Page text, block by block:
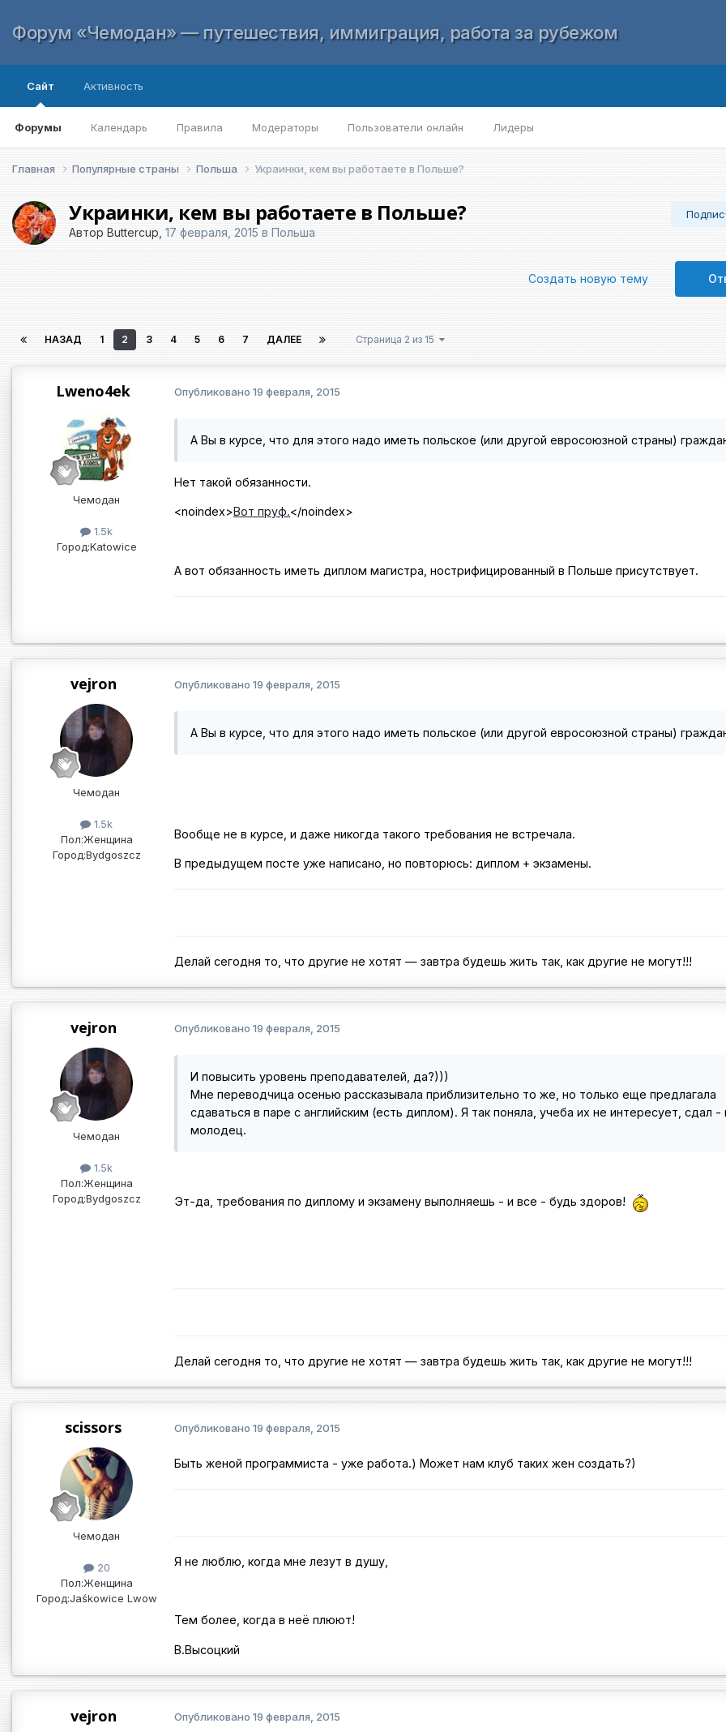
Форум «Чемодан» — путешествия, иммиграция, работа за рубежом
Сайт
Форумы Календарь Правила Модераторы Пользователи онлайн Лидеры
Активность
Главная Популярные страны Польша Украинки, кем вы работаете в Польше?
Украинки, кем вы работаете в Польше?
Автор Buttercup 17 февраля, 2015 в Польша
Создать новую тему
НАЗАД 1 2 3 4 5 6 7 ДАЛЕЕ Страница 2 из 15
Lweno4ek
Чемодан
1.5k
Город:Katowice
Опубликовано 19 февраля, 2015
А Вы в курсе, что для этого надо иметь польское (или другой евросоюзной страны)
Нет такой обязанности.
<noindex>Вот пруф.</noindex>
А вот обязанность иметь диплом магистра, нострифицированный в Польше присутствует.
vejron
Чемодан
1.5k
Пол:Женщина
Город:Bydgoszcz
Опубликовано 19 февраля, 2015
А Вы в курсе, что для этого надо иметь польское (или другой евросоюзной страны)
Вообще не в курсе, и даже никогда такого требования не встречала.
В предыдущем посте уже написано, но повторюсь: диплом + экзамены.
Делай сегодня то, что другие не хотят — завтра будешь жить так, как другие не могут!!!
vejron
Чемодан
1.5k
Пол:Женщина
Город:Bydgoszcz
Опубликовано 19 февраля, 2015
И повысить уровень преподавателей, да?)))
Мне переводчица осенью рассказывала приблизительно то же, но только еще предлагала
сдаваться в паре с английским (есть диплом). Я так поняла, учеба их не интересует, сдал -
молодец.
Эт-да, требования по диплому и экзамену выполняешь - и все - будь здоров!
Делай сегодня то, что другие не хотят — завтра будешь жить так, как другие не могут!!!
scissors
Чемодан
20
Пол:Женщина
Город:Jaśkowice Lwow
Опубликовано 19 февраля, 2015
Быть женой программиста - уже работа.) Может нам клуб таких жен создать?)
Я не люблю, когда мне лезут в душу,
Тем более, когда в неё плюют!
В.Высоцкий
vejron Опубликовано 19 февраля, 2015